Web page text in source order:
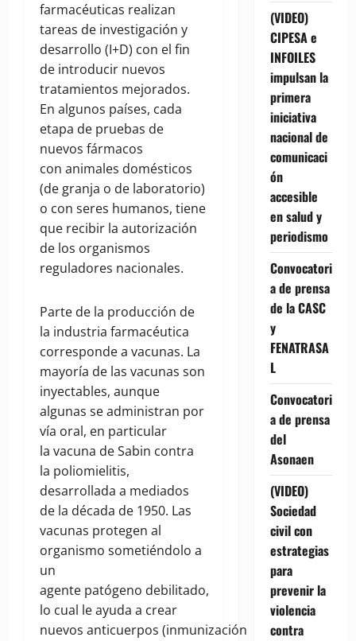
farmacéuticas realizan
tareas de investigación y
desarrollo (I+D) con el fin
de introducir nuevos
tratamientos mejorados.
En algunos países, cada
etapa de pruebas de
nuevos fármacos
con animales domésticos
(de granja o de laboratorio)
o con seres humanos, tiene
que recibir la autorización
de los organismos
reguladores nacionales.
Parte de la producción de
la industria farmacéutica
corresponde a vacunas. La
mayoría de las vacunas son
inyectables, aunque
algunas se administran por
vía oral, en particular
la vacuna de Sabin contra
la poliomielitis,
desarrollada a mediados
de la década de 1950. Las
vacunas protegen al
organismo sometiéndolo a
un
agente patógeno debilitado,
lo cual le ayuda a crear
nuevos anticuerpos (inmunización
(VIDEO)
CIPESA e
INFOILES
impulsan la
primera
iniciativa
nacional de
comunicaci
ón
accesible
en salud y
periodismo
Convocatori
a de prensa
de la CASC
y
FENATRASA
L
Convocatori
a de prensa
del
Asonaen
(VIDEO)
Sociedad
civil con
estrategias
para
prevenir la
violencia
contra